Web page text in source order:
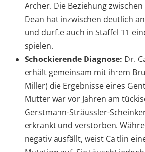
Archer. Die Beziehung
Dean hat inzwischen deutlich
und dürfte auch in Staffel 11
spielen.
Schockierende Diagnose: Dr.
erhält gemeinsam mit ihrem
Miller) die Ergebnisse eines
Mutter war vor Jahren am
Gerstmann-Sträussler-
erkrankt und verstorben.
negativ ausfällt, weist Caitlin